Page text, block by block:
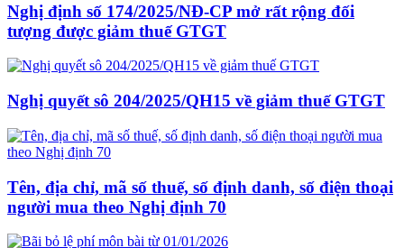
Nghị định số 174/2025/NĐ-CP mở rất rộng đối
tượng được giảm thuế GTGT
Nghị quyết sô 204/2025/QH15 về giảm thuế GTGT
Tên, địa chỉ, mã số thuế, số định danh, số điện thoại
người mua theo Nghị định 70